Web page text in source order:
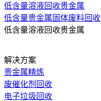
低含量溶液回收贵金属
低含量贵金属固体废料回收
低含量溶液回收贵金属
解决方案
贵金属精炼
废催化剂回收
电子垃圾回收